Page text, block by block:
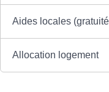
Aides locales
Allocation logement